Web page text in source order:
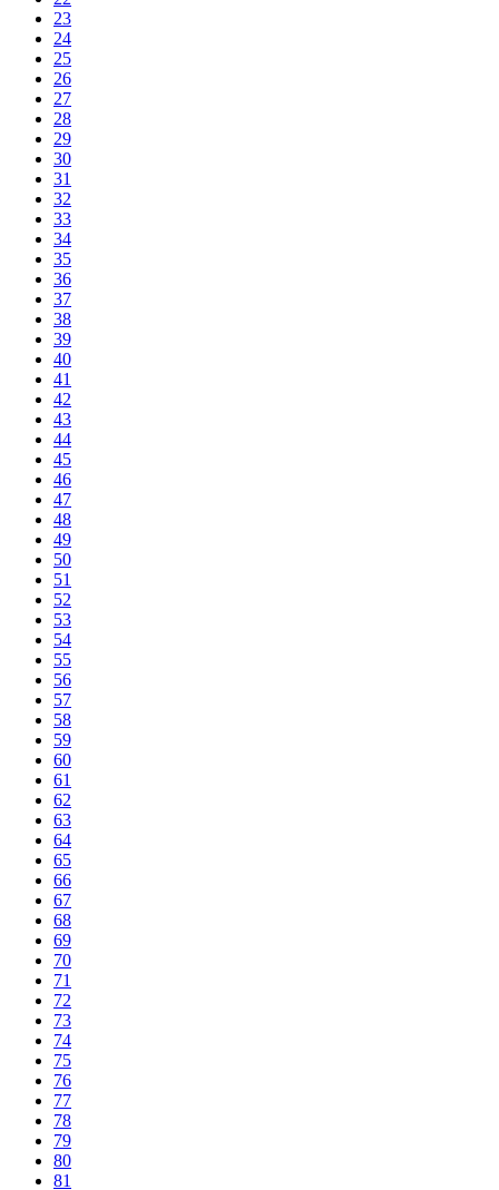
23
24
25
26
27
28
29
30
31
32
33
34
35
36
37
38
39
40
41
42
43
44
45
46
47
48
49
50
51
52
53
54
55
56
57
58
59
60
61
62
63
64
65
66
67
68
69
70
71
72
73
74
75
76
77
78
79
80
81